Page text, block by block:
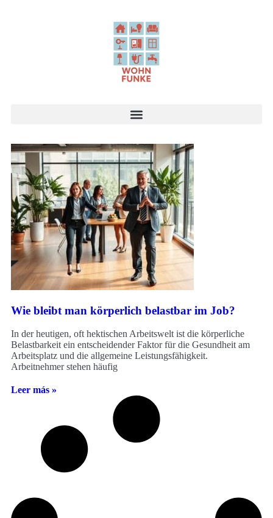
Wie bleibt man körperlich belastbar im Job?
In der heutigen, oft hektischen Arbeitswelt ist die körperliche
Belastbarkeit ein entscheidender Faktor für die Gesundheit am
Arbeitsplatz und die allgemeine Leistungsfähigkeit.
Arbeitnehmer stehen häufig
Leer más »